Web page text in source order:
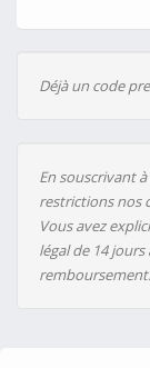
Déjà un code
En souscrivant
restrictions nos
Vous avez
légal de 14
remboursement.